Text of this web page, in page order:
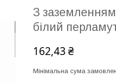
З
білий
162,43 ₴
Мінімальна сума